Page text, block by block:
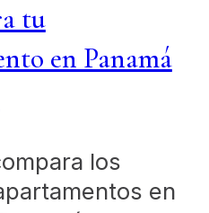
tu
en Panamá
los
en